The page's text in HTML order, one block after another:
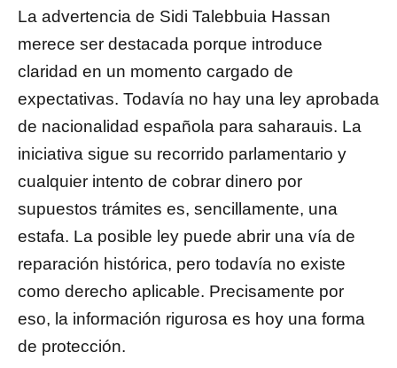
La advertencia de Sidi Talebbuia Hassan
merece ser destacada porque introduce
claridad en un momento cargado de
expectativas. Todavía no hay una ley aprobada
de nacionalidad española para saharauis. La
iniciativa sigue su recorrido parlamentario y
cualquier intento de cobrar dinero por
supuestos trámites es, sencillamente, una
estafa. La posible ley puede abrir una vía de
reparación histórica, pero todavía no existe
como derecho aplicable. Precisamente por
eso, la información rigurosa es hoy una forma
de protección.